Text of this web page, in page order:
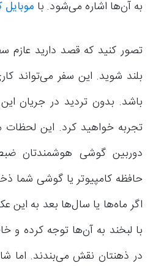
به آن‌ها اشاره می‌شود. با
تصور کنید که قصد دارید عازم
بلند شوید. این سفر می‌تواند
باشد. بدون تردید در جریان
تجربه خواهید کرد. این لحظات
دوربین گوشی هوشمندتان
حافظه کامپیوتر یا گوشی شما
اگر ماه‌ها یا سال‌ها بعد به این
با لبخند به آن‌ها توجه کرده و
در ذهنتان نقش می‌بندند. اما